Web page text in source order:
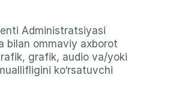
Administratsiyasi
bilan ommaviy axborot
grafik, audio va/yoki
ko‘rsatuvchi